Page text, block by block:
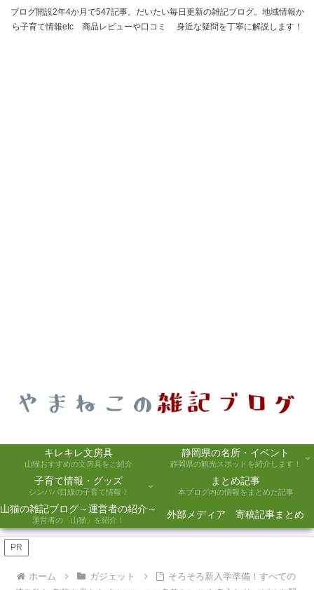
ブログ開設2年4か月で547記事。だいたい毎日更新の雑記ブログ。地域情報か
ら子育て情報etc 商品レビューや口コミ 身近な疑問を丁寧に解説します！
キレキレ文房具
山猫おすすめの文房具をご紹介
静岡県の名所・イベント
静岡県の観光スポットを紹介します！
子育て情報・グッズ
シンパパ目線の子育て情報！
まとめ記事
本ブログ内の情報をまとめた記事
山猫の雑記ブログ～運営者の紹介～
運営者の「山猫」を紹介！ 外部メディア 寄稿記事まとめ
PR
ホーム ガジェット
そろそろ新入学準備！すべての